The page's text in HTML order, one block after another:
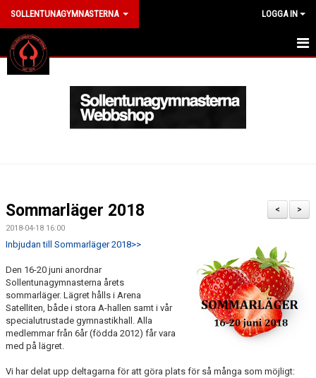
SOLLENTUNAGYMNASTERNA LOGGA IN
HEM
ARRANGEMANG
NYHETER
KONTAKT
>
<
Sommarläger 2018
2018-04-18 16:00
Inbjudan till Sommarläger 2018>>
Den 16-20 juni anordnar
Sollentunagymnasterna årets
sommarläger. Lägret hålls i Arena
Satelliten, både i stora A-hallen samt i vår
specialutrustade gymnastikhall. Alla
medlemmar från 6år (födda 2012) får vara
med på lägret.
Vi har delat upp deltagarna för att göra plats för så många som möjligt: